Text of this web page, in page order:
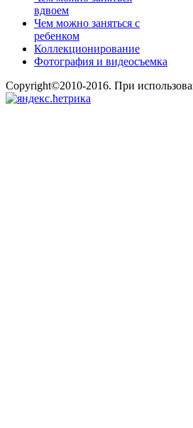
вдвоем
Чем можно заняться с
ребенком
Коллекционирование
Фотография и видеосъемка
Copyright©2010-2016. При